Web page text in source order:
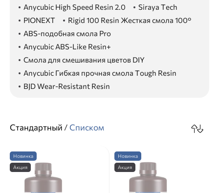
Anycubic High Speed Resin 2.0
Siraya Tech
PIONEXT
Rigid 100 Resin Жесткая смола 100°
ABS-подобная смола Pro
Anycubic ABS-Like Resin+
Смола для смешивания цветов DIY
Anycubic Гибкая прочная смола Tough Resin
BJD Wear-Resistant Resin
Стандартный / Списком
Новинка
Акция
Новинка
Акция